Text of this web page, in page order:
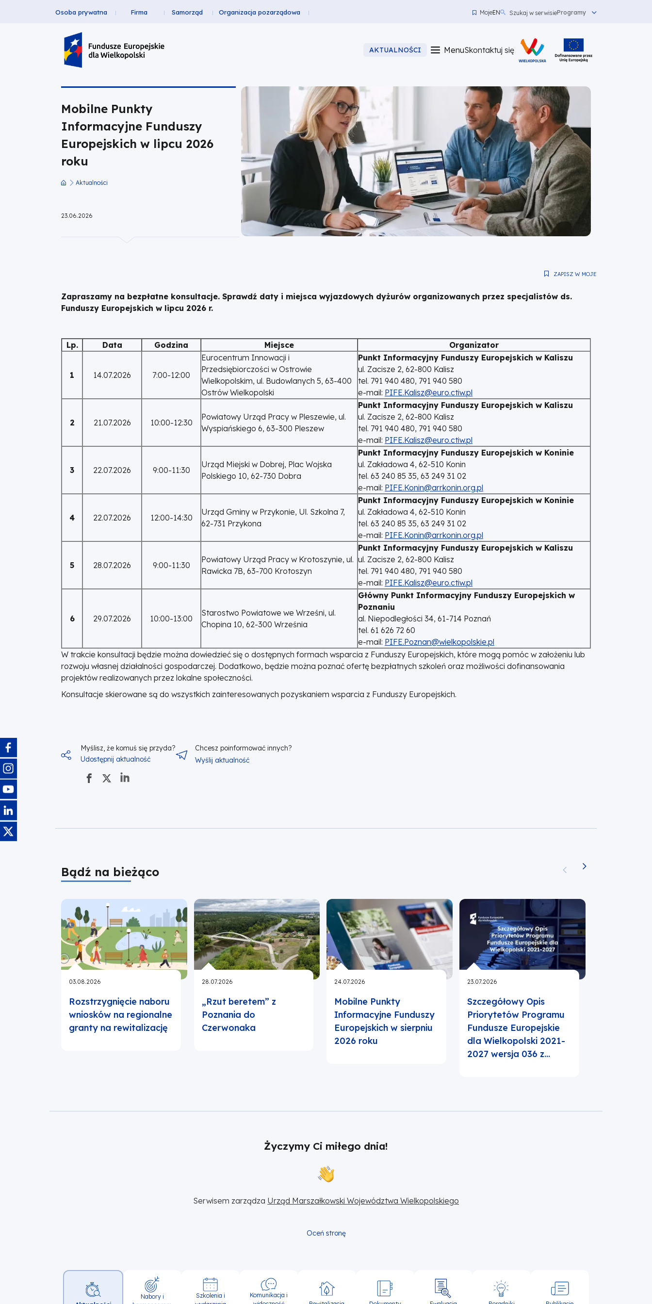
Informacyjne
Funduszy
Europejskich
Header
Top
Osoba prywatna Firma Samorząd Organizacja pozarządowa MojeEN
top
left
Szukaj w serwisieProgramy
AKTUALNOŚCI Menu
Skontaktuj
Skontaktuj się
Mobilne Punkty
Informacyjne Funduszy
Europejskich w lipcu 2026
roku
nawigacyjna
Aktualności
23.06.2026
ZAPISZ W MOJE
Zapraszamy na bezpłatne konsultacje. Sprawdź daty i miejsca wyjazdowych dyżurów organizowanych przez specjalistów ds.
Funduszy Europejskich w lipcu 2026 r.
Lp. Data Godzina Miejsce Organizator
1 14.07.2026 7:00-12:00
Eurocentrum Innowacji i
Przedsiębiorczości w Ostrowie
Wielkopolskim, ul. Budowlanych 5, 63-400
Ostrów Wielkopolski
Punkt Informacyjny Funduszy Europejskich w Kaliszu
ul. Zacisze 2, 62-800 Kalisz
tel. 791 940 480, 791 940 580
e-mail: PIFE.Kalisz@euro.ctiw.pl
2 21.07.2026 10:00-12:30
Powiatowy Urząd Pracy w Pleszewie, ul.
Wyspiańskiego 6, 63-300 Pleszew
Punkt Informacyjny Funduszy Europejskich w Kaliszu
ul. Zacisze 2, 62-800 Kalisz
tel. 791 940 480, 791 940 580
e-mail: PIFE.Kalisz@euro.ctiw.pl
3 22.07.2026 9:00-11:30
Urząd Miejski w Dobrej, Plac Wojska
Polskiego 10, 62-730 Dobra
Punkt Informacyjny Funduszy Europejskich w Koninie
ul. Zakładowa 4, 62-510 Konin
tel. 63 240 85 35, 63 249 31 02
e-mail: PIFE.Konin@arrkonin.org.pl
4 22.07.2026 12:00-14:30
Urząd Gminy w Przykonie, Ul. Szkolna 7,
62-731 Przykona
Punkt Informacyjny Funduszy Europejskich w Koninie
ul. Zakładowa 4, 62-510 Konin
tel. 63 240 85 35, 63 249 31 02
e-mail: PIFE.Konin@arrkonin.org.pl
5 28.07.2026 9:00-11:30
Powiatowy Urząd Pracy w Krotoszynie, ul.
Rawicka 7B, 63-700 Krotoszyn
Punkt Informacyjny Funduszy Europejskich w Kaliszu
ul. Zacisze 2, 62-800 Kalisz
tel. 791 940 480, 791 940 580
e-mail: PIFE.Kalisz@euro.ctiw.pl
6 29.07.2026 10:00-13:00
Starostwo Powiatowe we Wrześni, ul.
Chopina 10, 62-300 Września
Główny Punkt Informacyjny Funduszy Europejskich w
Poznaniu
al. Niepodległości 34, 61-714 Poznań
tel. 61 626 72 60
e-mail: PIFE.Poznan@wielkopolskie.pl
W trakcie konsultacji będzie można dowiedzieć się o dostępnych formach wsparcia z Funduszy Europejskich, które mogą pomóc w założeniu lub
rozwoju własnej działalności gospodarczej. Dodatkowo, będzie można poznać ofertę bezpłatnych szkoleń oraz możliwości dofinansowania
projektów realizowanych przez lokalne społeczności.
Konsultacje skierowane są do wszystkich zainteresowanych pozyskaniem wsparcia z Funduszy Europejskich.
Myślisz, że komuś się przyda?
Udostępnij aktualność
Chcesz poinformować innych?
Wyślij aktualność
Bądź na bieżąco
03.08.2026
Rozstrzygnięcie naboru
wniosków na regionalne
granty na rewitalizację
28.07.2026
„Rzut beretem” z
Poznania do
Czerwonaka
24.07.2026
Mobilne Punkty
Informacyjne Funduszy
Europejskich w sierpniu
2026 roku
23.07.2026
Szczegółowy Opis
Priorytetów Programu
Fundusze Europejskie
dla Wielkopolski 2021-
2027 wersja 036 z…
Życzymy Ci miłego dnia!
Serwisem zarządza Urząd Marszałkowski Województwa Wielkopolskiego
Oceń stronę
Główna
Nabory i
Szkolenia i
Komunikacja i
Obraz
Obraz
Obraz
Obraz
Obraz